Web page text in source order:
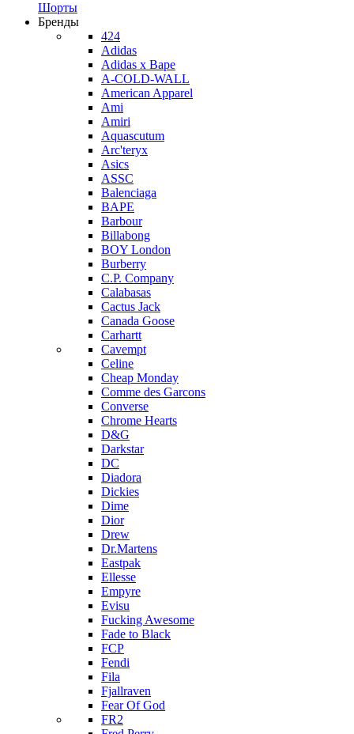
Шорты
Бренды
424
Adidas
Adidas x Bape
A-COLD-WALL
American Apparel
Ami
Amiri
Aquascutum
Arc'teryx
Asics
ASSC
Balenciaga
BAPE
Barbour
Billabong
BOY London
Burberry
C.P. Company
Calabasas
Cactus Jack
Canada Goose
Carhartt
Cavempt
Celine
Cheap Monday
Comme des Garcons
Converse
Chrome Hearts
D&G
Darkstar
DC
Diadora
Dickies
Dime
Dior
Drew
Dr.Martens
Eastpak
Ellesse
Empyre
Evisu
Fucking Awesome
Fade to Black
FCP
Fendi
Fila
Fjallraven
Fear Of God
FR2